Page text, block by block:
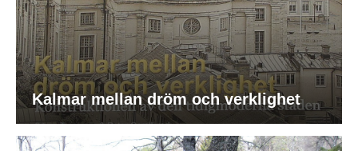
Kalmar mellan dröm och verklighet